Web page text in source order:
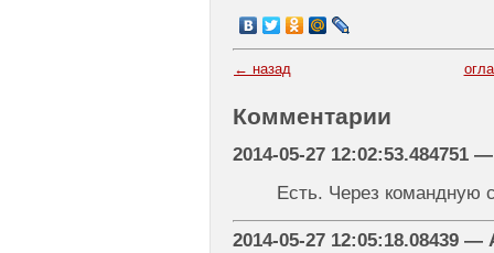
← назад
Комментарии
2014-05-27 12:02:53.484751 —
Есть. Через командную
2014-05-27 12:05:18.08439